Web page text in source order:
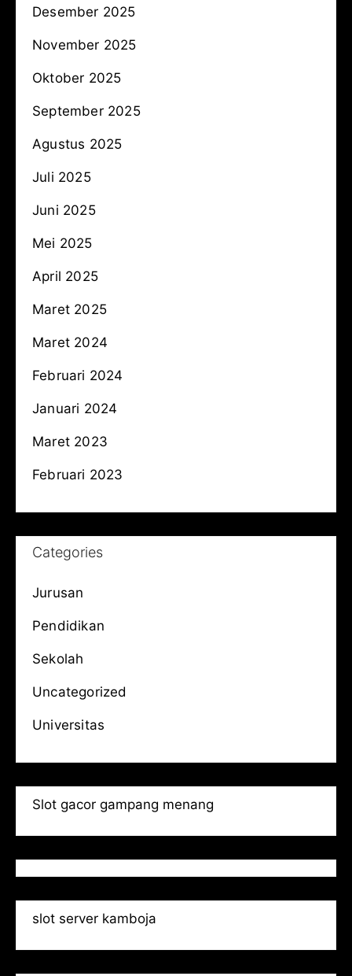
Desember 2025
November 2025
Oktober 2025
September 2025
Agustus 2025
Juli 2025
Juni 2025
Mei 2025
April 2025
Maret 2025
Maret 2024
Februari 2024
Januari 2024
Maret 2023
Februari 2023
Categories
Jurusan
Pendidikan
Sekolah
Uncategorized
Universitas
Slot gacor gampang menang
slot server kamboja